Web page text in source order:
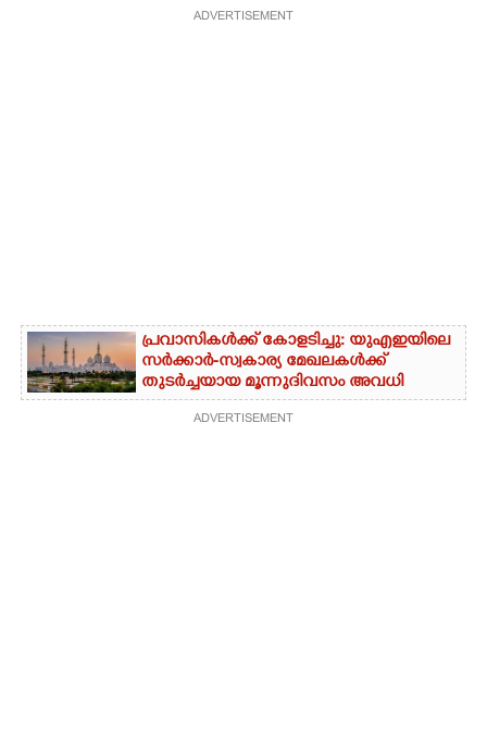
ADVERTISEMENT
പ്രവാസികൾക്ക് കോളടിച്ചു: യുഎഇയിലെ
സർക്കാർ-സ്വകാര്യ മേഖലകൾക്ക്
തുടർച്ചയായ മൂന്നുദിവസം അവധി
ADVERTISEMENT